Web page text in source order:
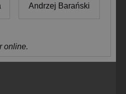
Andrzej Barański
online.